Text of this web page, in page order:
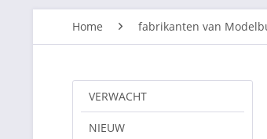
Home fabrikanten van
VERWACHT
NIEUW